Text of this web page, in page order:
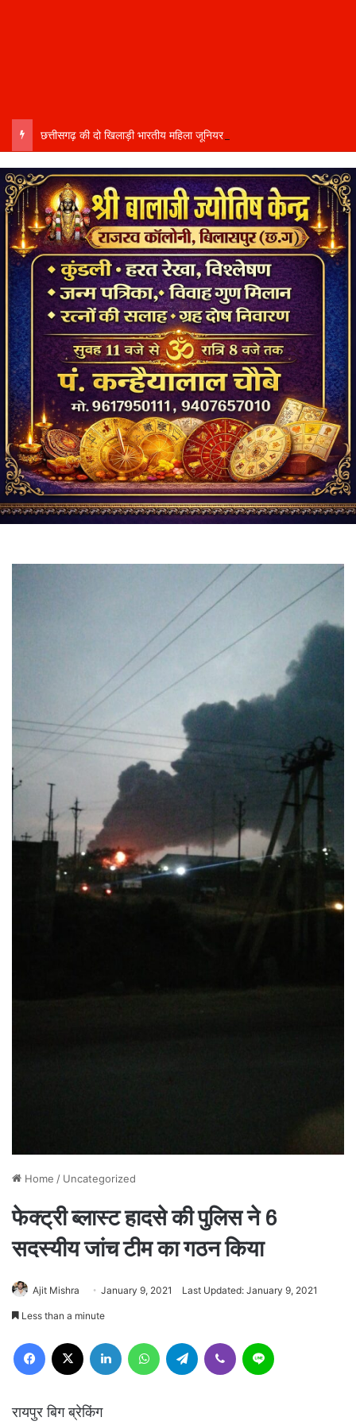
Home / Uncategorized
फेक्ट्री ब्लास्ट हादसे की पुलिस ने 6
सदस्यीय जांच टीम का गठन किया
Ajit Mishra January 9, 2021 Last Updated: January 9, 2021
Less than a minute
Facebook LinkedIn WhatsAppTelegram Viber
रायपुर बिग ब्रेकिंग